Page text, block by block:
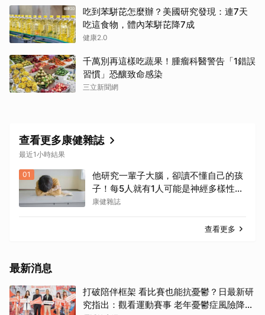
吃到苯駢芘怎麼辦？美國研究發現：連7天
吃這食物，體內苯駢芘降7成
健康2.0
千萬別再這樣吃蔬果！腫瘤科醫警告「1錯誤
習慣」恐釀致命感染
三立新聞網
查看更多康健雜誌
最近1小時結果
01
他研究一輩子大腦，卻讀不懂自己的孩
子！每5人就有1人可能是神經多樣性族
群
康健雜誌
查看更多
最新消息
打破陪伴框架 看比賽也能抗憂鬱？日最新研
究指出：觀看運動賽事 老年憂鬱症風險降低